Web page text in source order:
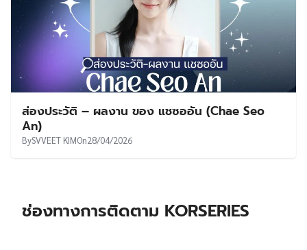
ส่องประวัติ – ผลงาน ของ แชซออัน (Chae Seo
An)
BySVVEET KIMOn28/04/2026
ช่องทางการติดตาม KORSERIES